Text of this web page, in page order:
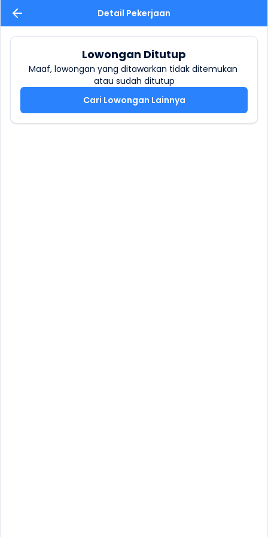
Detail Pekerjaan
Lowongan Ditutup
Maaf, lowongan yang ditawarkan tidak ditemukan
atau sudah ditutup
Cari Lowongan Lainnya